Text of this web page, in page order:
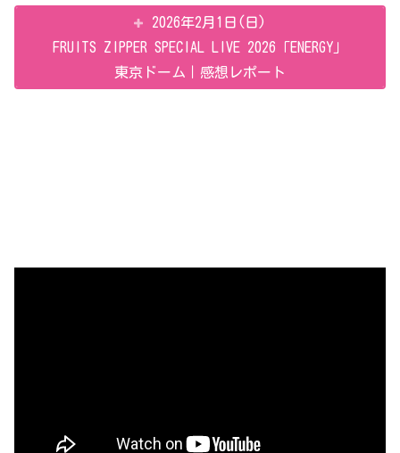
2026年2月1日(日)
FRUITS ZIPPER SPECIAL LIVE 2026「ENERGY」
東京ドーム｜感想レポート